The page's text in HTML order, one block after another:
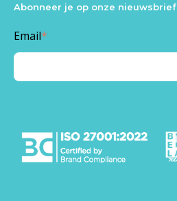
Abonneer je op onze nieuwsbrief
Email*